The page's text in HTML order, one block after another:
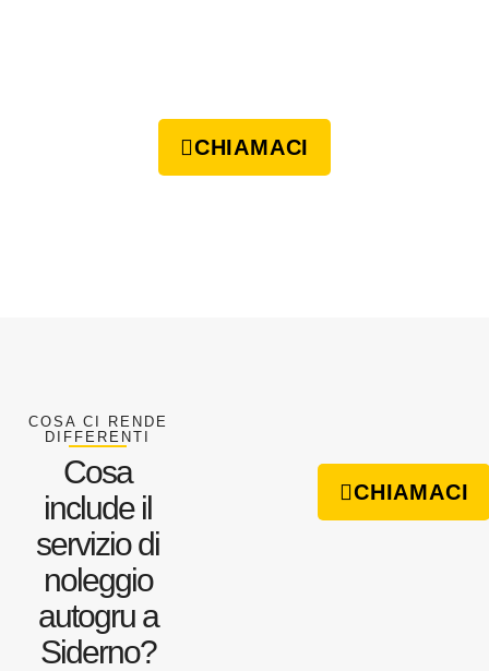
CHIAMACI
COSA CI RENDE
DIFFERENTI
Cosa
include il
servizio di
noleggio
autogru a
Siderno?
CHIAMACI